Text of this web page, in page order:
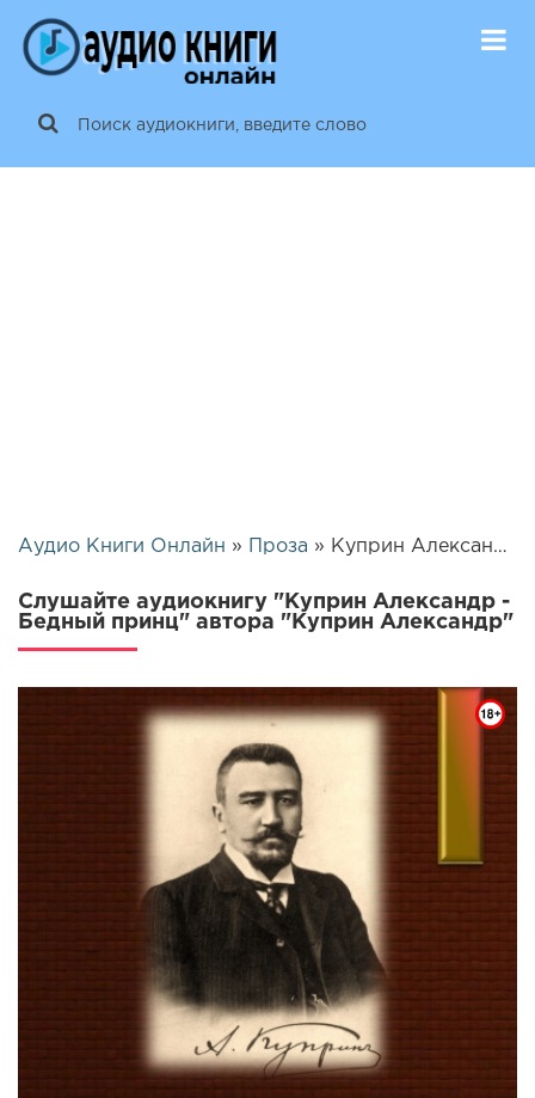
Аудио Книги Онлайн » Проза » Куприн Александр - Бедный принц | 5307
Слушайте аудиокнигу "Куприн Александр -
Бедный принц" автора "Куприн Александр"